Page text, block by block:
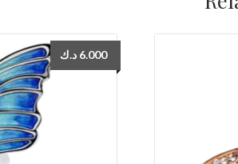
6.000 د.ك